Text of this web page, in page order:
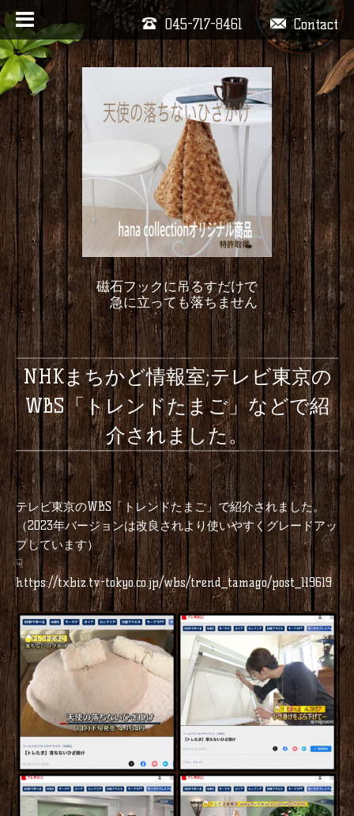
Contact
045-717-8461
磁石フックに吊るすだけで
急に立っても落ちません
NHKまちかど情報室;テレビ東京の
WBS「トレンドたまご」などで紹
介されました。
テレビ東京のWBS「トレンドたまご」で紹介されました。
（2023年バージョンは改良されより使いやすくグレードアッ
プしています）
☟
https://txbiz.tv-tokyo.co.jp/wbs/trend_tamago/post_119619